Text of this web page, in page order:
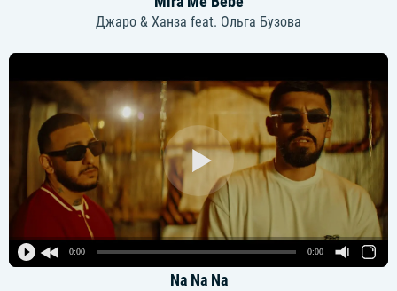
Джаро & Ханза feat. Ольга Бузова
0:00 0:00
Na Na Na